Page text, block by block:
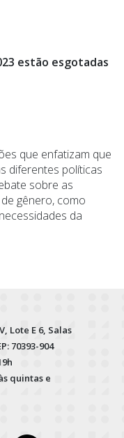
estão esgotadas
que enfatizam que
diferentes políticas
sobre as
gênero, como
da
Lote E 6, Salas
70393-904
quintas e